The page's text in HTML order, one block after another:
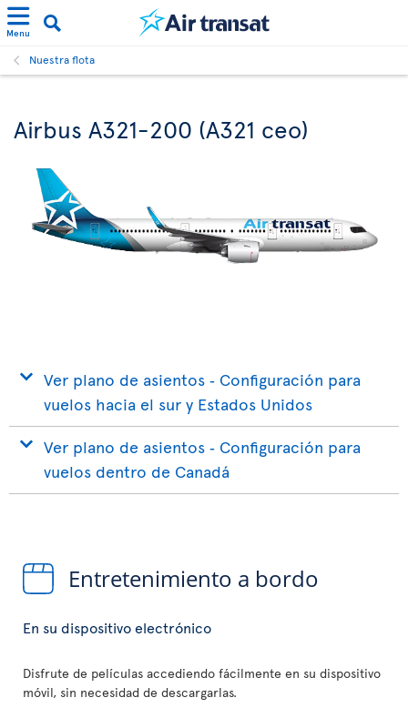
Menu
Nuestra flota
Airbus A321-200 (A321 ceo)
Ver plano de asientos ‐ Configuración para
vuelos hacia el sur y Estados Unidos
Ver plano de asientos ‐ Configuración para
vuelos dentro de Canadá
Entretenimiento a bordo
En su dispositivo electrónico
Disfrute de películas accediendo fácilmente en su dispositivo
móvil, sin necesidad de descargarlas.